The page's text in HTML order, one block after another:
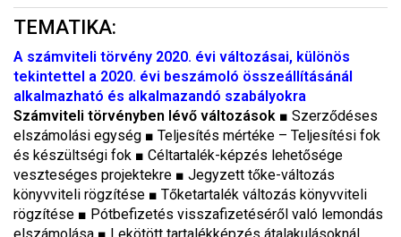
TEMATIKA:
A számviteli törvény 2020. évi változásai, különös
tekintettel a 2020. évi beszámoló összeállításánál
alkalmazható és alkalmazandó szabályokra
Számviteli törvényben lévő változások ■ Szerződéses
elszámolási egység ■ Teljesítés mértéke – Teljesítési fok
és készültségi fok ■ Céltartalék-képzés lehetősége
veszteséges projektekre ■ Jegyzett tőke-változás
könyvviteli rögzítése ■ Tőketartalék változás könyvviteli
rögzítése ■ Pótbefizetés visszafizetéséről való lemondás